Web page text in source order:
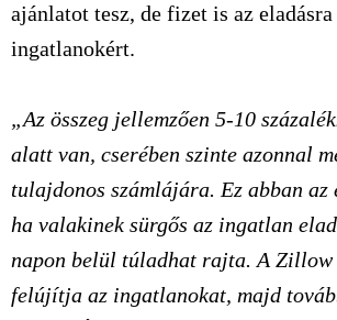
ajánlatot tesz, de fizet is az eladásra
ingatlanokért.
„Az összeg jellemzően 5-10
alatt van, cserében szinte azonnal
tulajdonos számlájára. Ez abban az
ha valakinek sürgős az ingatlan
napon belül túladhat rajta. A Zillow
felújítja az ingatlanokat, majd